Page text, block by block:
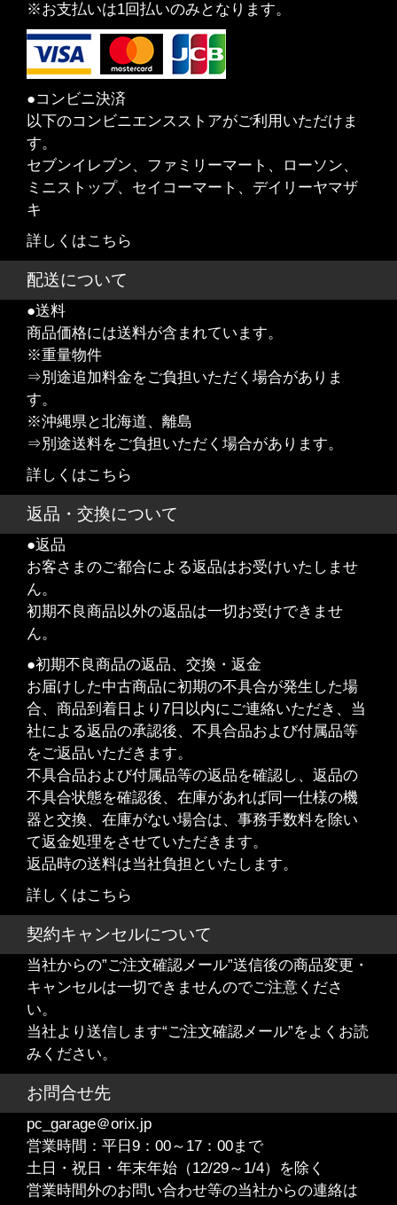
※お支払いは1回払いのみとなります。
●コンビニ決済
以下のコンビニエンスストアがご利用いただけま
す。
セブンイレブン、ファミリーマート、ローソン、
ミニストップ、セイコーマート、デイリーヤマザ
キ
詳しくはこちら
配送について
●送料
商品価格には送料が含まれています。
※重量物件
⇒別途追加料金をご負担いただく場合がありま
す。
※沖縄県と北海道、離島
⇒別途送料をご負担いただく場合があります。
詳しくはこちら
返品・交換について
●返品
お客さまのご都合による返品はお受けいたしませ
ん。
初期不良商品以外の返品は一切お受けできませ
ん。
●初期不良商品の返品、交換・返金
お届けした中古商品に初期の不具合が発生した場
合、商品到着日より7日以内にご連絡いただき、当
社による返品の承認後、不具合品および付属品等
をご返品いただきます。
不具合品および付属品等の返品を確認し、返品の
不具合状態を確認後、在庫があれば同一仕様の機
器と交換、在庫がない場合は、事務手数料を除い
て返金処理をさせていただきます。
返品時の送料は当社負担といたします。
詳しくはこちら
契約キャンセルについて
当社からの”ご注文確認メール”送信後の商品変更・
キャンセルは一切できませんのでご注意くださ
い。
当社より送信します“ご注文確認メール”をよくお読
みください。
お問合せ先
pc_garage＠orix.jp
営業時間：平日9：00～17：00まで
土日・祝日・年末年始（12/29～1/4）を除く
営業時間外のお問い合わせ等の当社からの連絡は